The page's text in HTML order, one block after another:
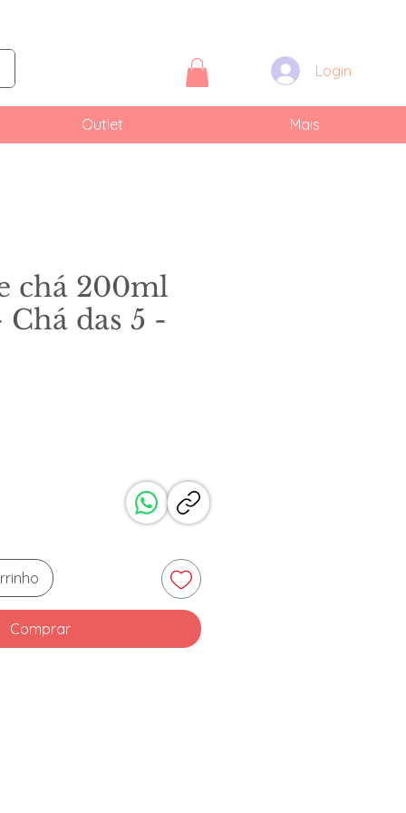
Login
Outlet Mais
chá 200ml
das 5 -
Comprar